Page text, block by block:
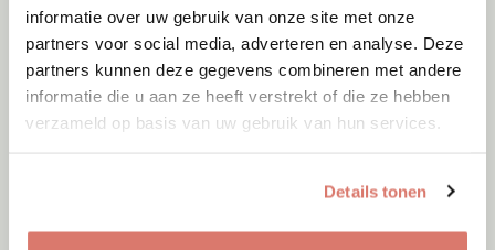
informatie over uw gebruik van onze site met onze
partners voor social media, adverteren en analyse. Deze
partners kunnen deze gegevens combineren met andere
informatie die u aan ze heeft verstrekt of die ze hebben
verzameld op basis van uw gebruik van hun services.
Details tonen
Adoptie